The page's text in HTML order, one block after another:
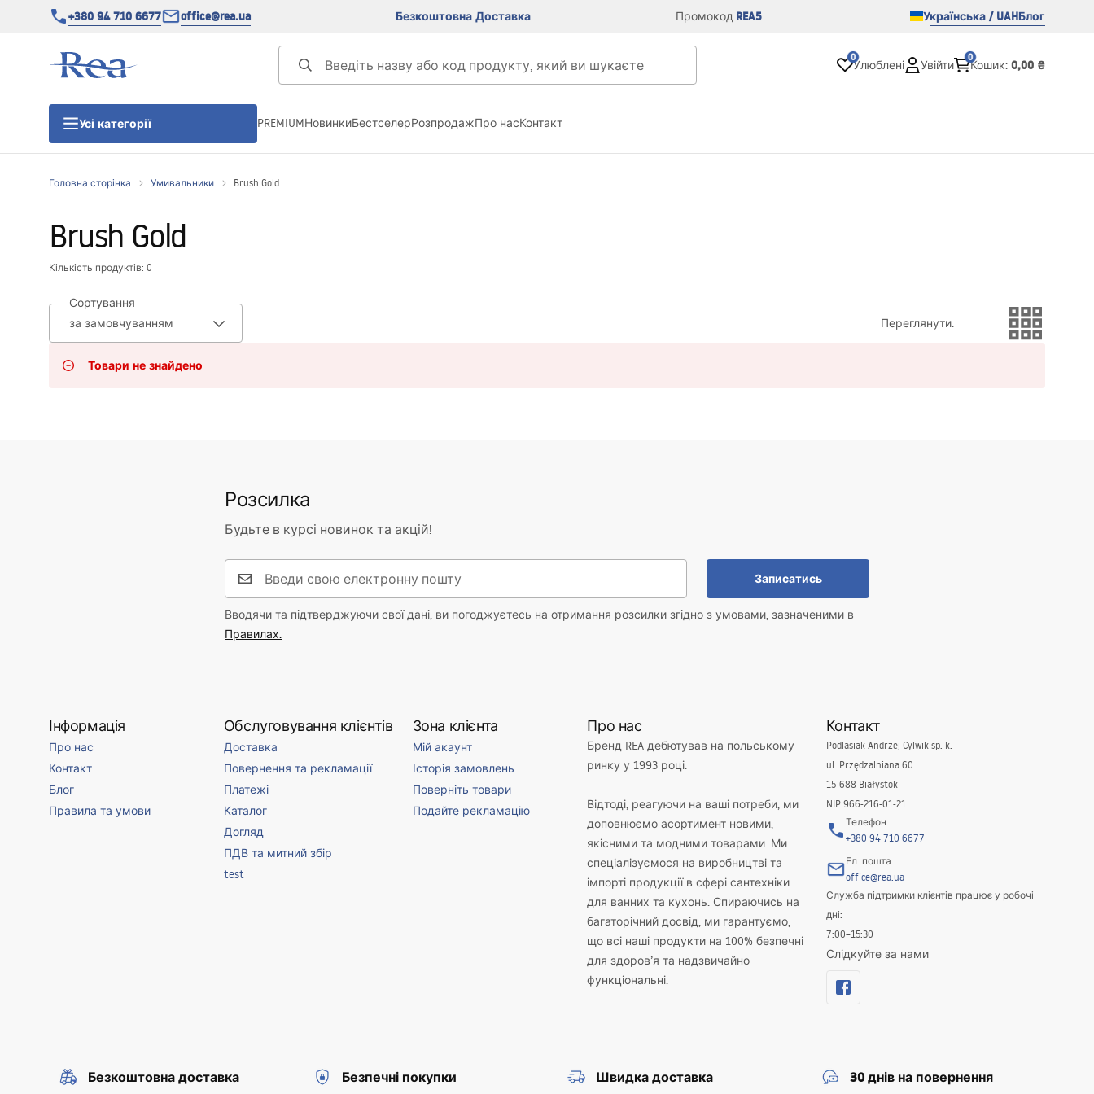
+380 94 710 6677 office@rea.ua Безкоштовна Доставка Промокод:REA5 Українська / UAHБлог
0
Улюблені Увійти
0
Кошик: 0,00 ₴
Усі категорії
Душові двері
PREMIUMНовинкиБестселерРозпродажПро насКонтакт
Головна сторінка Умивальники Brush Gold
Brush Gold
Кількість продуктів: 0
Сортування
Переглянути:
Товари не знайдено
Розсилка
Будьте в курсі новинок та акцій!
Записатись
Вводячи та підтверджуючи свої дані, ви погоджуєтесь на отримання розсилки згідно з умовами, зазначеними в
Правилах.
Інформація
Про нас
Контакт
Блог
Правила та умови
Обслуговування клієнтів
Доставка
Повернення та рекламації
Платежі
Каталог
Догляд
ПДВ та митний збір
test
Зона клієнта
Мій акаунт
Історія замовлень
Поверніть товари
Подайте рекламацію
Про нас
Бренд REA дебютував на польському
ринку у 1993 році.
Відтоді, реагуючи на ваші потреби, ми
доповнюємо асортимент новими,
якісними та модними товарами. Ми
спеціалізуємося на виробництві та
імпорті продукції в сфері сантехніки
для ванних та кухонь. Спираючись на
багаторічний досвід, ми гарантуємо,
що всі наші продукти на 100% безпечні
для здоров’я та надзвичайно
функціональні.
Контакт
Podlasiak Andrzej Cylwik sp. k.
ul. Przędzalniana 60
15-688 Białystok
NIP 966-216-01-21
Телефон
+380 94 710 6677
Ел. пошта
office@rea.ua
Служба підтримки клієнтів працює у робочі
дні:
7:00–15:30
Слідкуйте за нами
Безкоштовна доставка Безпечні покупки Швидка доставка 30 днів на повернення